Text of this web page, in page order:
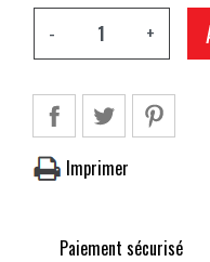
-
+
Imprimer
Paiement sécurisé